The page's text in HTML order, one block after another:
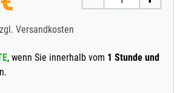
Versandkosten
, wenn Sie innerhalb vom 1 Stunde und